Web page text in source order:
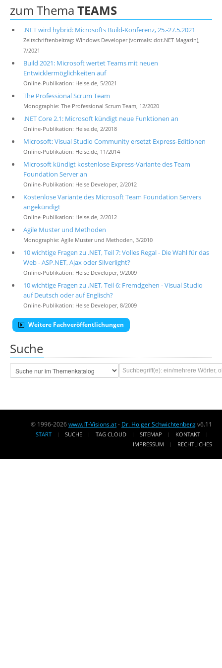
zum Thema TEAMS
.NET wird hybrid: Microsofts Build-Konferenz, 25.-27.5.2021
Zeitschriftenbeitrag: Windows Developer (vormals: dot.NET Magazin),
7/2021
Build 2021: Microsoft wertet Teams mit neuen
Entwicklermöglichkeiten auf
Online-Publikation: Heise.de, 5/2021
The Professional Scrum Team
Monographie: The Professional Scrum Team, 12/2020
.NET Core 2.1: Microsoft kündigt neue Funktionen an
Online-Publikation: Heise.de, 2/2018
Microsoft: Visual Studio Community ersetzt Express-Editionen
Online-Publikation: Heise.de, 11/2014
Microsoft kündigt kostenlose Express-Variante des Team
Foundation Server an
Online-Publikation: Heise Developer, 2/2012
Kostenlose Variante des Microsoft Team Foundation Servers
angekündigt
Online-Publikation: Heise.de, 2/2012
Agile Muster und Methoden
Monographie: Agile Muster und Methoden, 3/2010
10 wichtige Fragen zu .NET, Teil 7: Volles Regal - Die Wahl für das
Web - ASP.NET, Ajax oder Silverlight?
Online-Publikation: Heise Developer, 9/2009
10 wichtige Fragen zu .NET, Teil 6: Fremdgehen - Visual Studio
auf Deutsch oder auf Englisch?
Online-Publikation: Heise Developer, 8/2009
Weitere Fachveröffentlichungen
Suche
© 1996-2026www.IT-Visions.at- Dr. Holger Schwichtenbergv6.11
START SUCHE TAG CLOUD SITEMAP
KONTAKT
IMPRESSUM
RECHTLICHES